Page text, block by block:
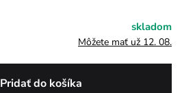
skladom
Môžete mať už 12. 08.
Pridať do košíka